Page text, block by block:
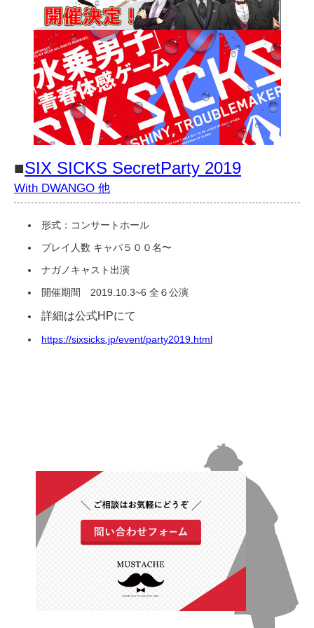
■SIX SICKS SecretParty 2019
With DWANGO 他
形式：コンサートホール
プレイ人数 キャパ５００名〜
ナガノキャスト出演
開催期間 2019.10.3~6 全６公演
詳細は公式HPにて
https://sixsicks.jp/event/party2019.html